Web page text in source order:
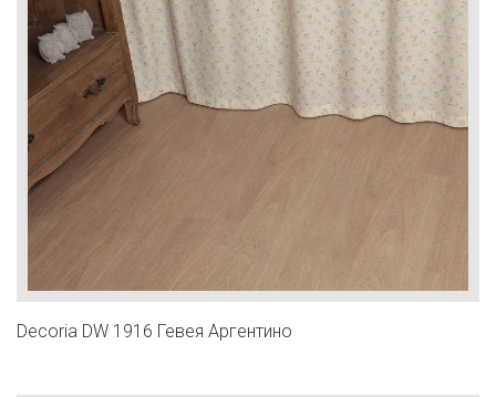
Decoria DW 1916 Гевея Аргентино